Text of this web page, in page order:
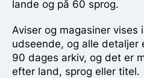
lande og på 60 sprog.
Aviser og magasiner vises
udseende, og alle detaljer
90 dages arkiv, og det er
efter land, sprog eller titel.